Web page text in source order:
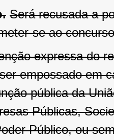
Será recusada a
se ao
expressa do
empossado em
pública da
Públicas,
Público, ou